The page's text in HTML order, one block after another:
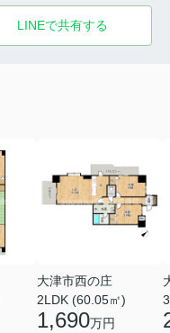
LINEで共有する
大津市西の庄
2LDK (60.05㎡)
1,690万円